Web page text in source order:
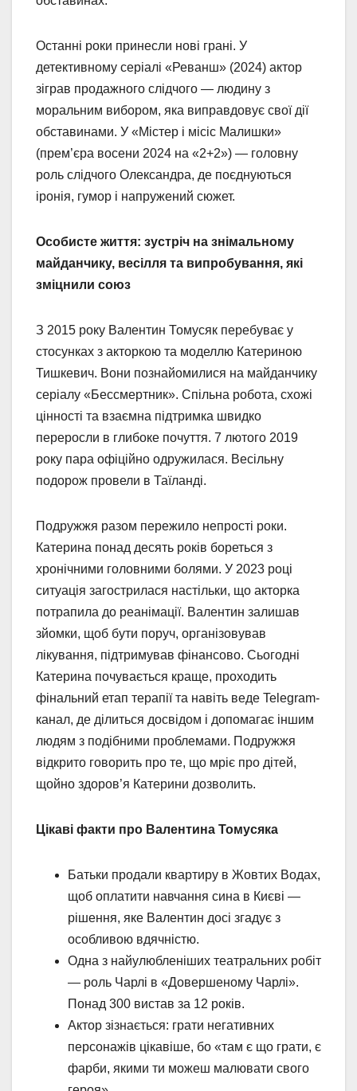
Останні роки принесли нові грані. У
детективному серіалі «Реванш» (2024) актор
зіграв продажного слідчого — людину з
моральним вибором, яка виправдовує свої дії
обставинами. У «Містер і місіс Малишки»
(прем’єра восени 2024 на «2+2») — головну
роль слідчого Олександра, де поєднуються
іронія, гумор і напружений сюжет.
Особисте життя: зустріч на знімальному
майданчику, весілля та випробування, які
зміцнили союз
З 2015 року Валентин Томусяк перебуває у
стосунках з акторкою та моделлю Катериною
Тишкевич. Вони познайомилися на майданчику
серіалу «Бессмертник». Спільна робота, схожі
цінності та взаємна підтримка швидко
переросли в глибоке почуття. 7 лютого 2019
року пара офіційно одружилася. Весільну
подорож провели в Таїланді.
Подружжя разом пережило непрості роки.
Катерина понад десять років бореться з
хронічними головними болями. У 2023 році
ситуація загострилася настільки, що акторка
потрапила до реанімації. Валентин залишав
зйомки, щоб бути поруч, організовував
лікування, підтримував фінансово. Сьогодні
Катерина почувається краще, проходить
фінальний етап терапії та навіть веде Telegram-
канал, де ділиться досвідом і допомагає іншим
людям з подібними проблемами. Подружжя
відкрито говорить про те, що мріє про дітей,
щойно здоров’я Катерини дозволить.
Цікаві факти про Валентина Томусяка
Батьки продали квартиру в Жовтих Водах,
щоб оплатити навчання сина в Києві —
рішення, яке Валентин досі згадує з
особливою вдячністю.
Одна з найулюбленіших театральних робіт
— роль Чарлі в «Довершеному Чарлі».
Понад 300 вистав за 12 років.
Актор зізнається: грати негативних
персонажів цікавіше, бо «там є що грати, є
фарби, якими ти можеш малювати свого